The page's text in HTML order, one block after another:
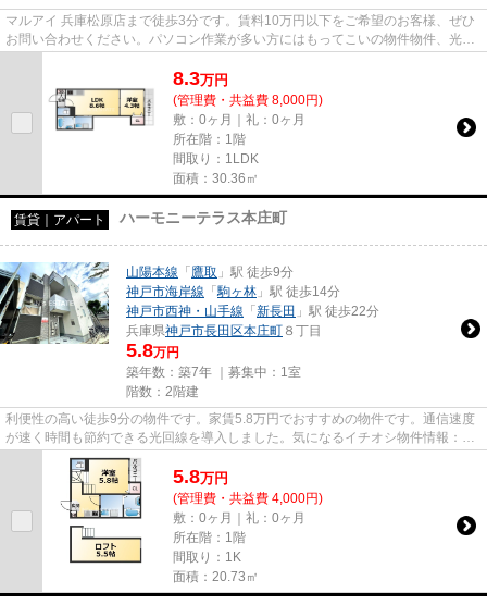
マルアイ 兵庫松原店まで徒歩3分です。賃料10万円以下をご希望のお客様、ぜひ
お問い合わせください。パソコン作業が多い方にはもってこいの物件物件、光回
8.3万円
(管理費・共益費 8,000円)
敷：0ヶ月｜礼：0ヶ月
所在階：1階
間取り：1LDK
面積：30.36㎡
賃貸｜アパート ハーモニーテラス本庄町
山陽本線 「 鷹取 」駅 徒歩9分
神戸市海岸線 「駒ヶ林 」駅 徒歩14分
神戸市西神・山手線 「 新長田 」駅 徒歩22分
兵庫県神戸市長田区本庄町 ８丁目
5.8万円
築年数：築7年 ｜募集中： 1室
階数：2階建
利便性の高い徒歩9分の物件です。家賃5.8万円でおすすめの物件です。通信速度
が速く時間も節約できる光回線を導入しました。気になるイチオシ物件情報：
「ハーモニーテラス本庄町」。...
5.8万円
(管理費・共益費 4,000円)
敷：0ヶ月｜礼：0ヶ月
所在階：1階
間取り：1K
面積：20.73㎡